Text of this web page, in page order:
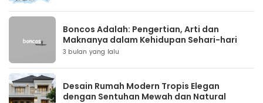
Boncos Adalah: Pengertian, Arti dan
Maknanya dalam Kehidupan Sehari-hari
3 bulan yang lalu
Desain Rumah Modern Tropis Elegan
dengan Sentuhan Mewah dan Natural